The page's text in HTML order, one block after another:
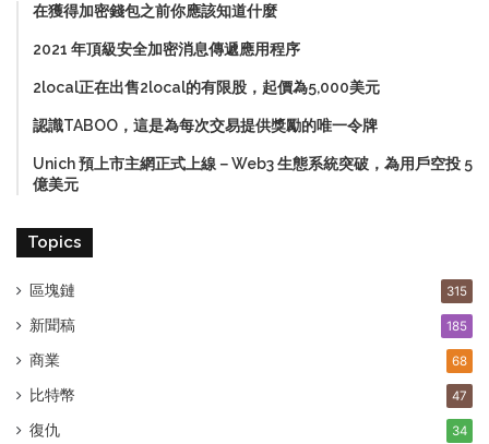
在獲得加密錢包之前你應該知道什麼
2021 年頂級安全加密消息傳遞應用程序
2local正在出售2local的有限股，起價為5,000美元
認識TABOO，這是為每次交易提供獎勵的唯一令牌
Unich 預上市主網正式上線－Web3 生態系統突破，為用戶空投 5
億美元
Topics
區塊鏈 315
新聞稿 185
商業 68
比特幣 47
復仇 34